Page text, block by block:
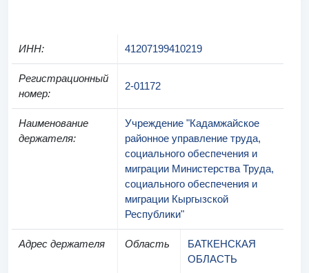
ИНН: 41207199410219
Регистрационный
номер:
2-01172
Наименование
держателя:
Учреждение "Кадамжайское
районное управление труда,
социального обеспечения и
миграции Министерства Труда,
социального обеспечения и
миграции Кыргызской
Республики"
Адрес держателя Область
БАТКЕНСКАЯ
ОБЛАСТЬ